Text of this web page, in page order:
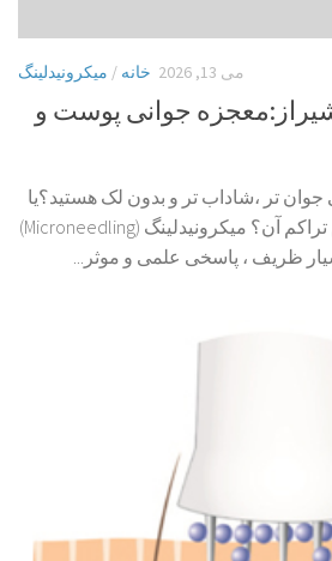
خانه / میکرونیدلینگ می 13, 2026
جوانی پوست و
جوان تر ،شاداب تر و بدون لک هستید؟یا
نگران ریزش مو و کاهش تراکم آن؟ میکرونیدلینگ (Microneedling)
ظریف ، پاسخی علمی و موثر...